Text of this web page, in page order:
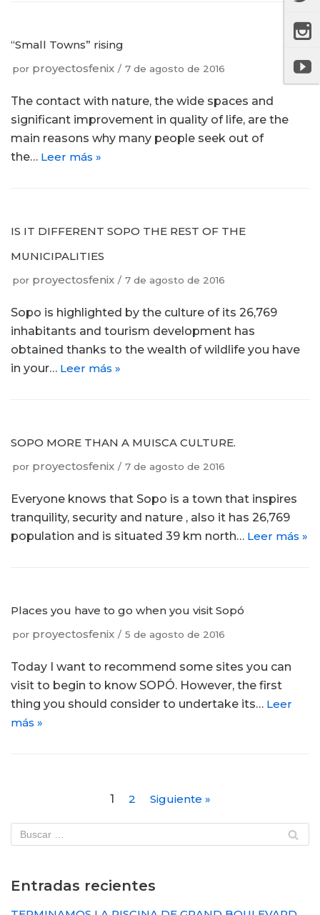
“Small Towns” rising
por proyectosfenix 7 de agosto de 2016
The contact with nature, the wide spaces and
significant improvement in quality of life, are the
main reasons why many people seek out of
the… Leer más »
IS IT DIFFERENT SOPO THE REST OF THE
MUNICIPALITIES
por proyectosfenix 7 de agosto de 2016
Sopo is highlighted by the culture of its 26,769
inhabitants and tourism development has
obtained thanks to the wealth of wildlife you have
in your… Leer más »
SOPO MORE THAN A MUISCA CULTURE.
por proyectosfenix 7 de agosto de 2016
Everyone knows that Sopo is a town that inspires
tranquility, security and nature , also it has 26,769
population and is situated 39 km north… Leer más »
Places you have to go when you visit Sopó
por proyectosfenix 5 de agosto de 2016
Today I want to recommend some sites you can
visit to begin to know SOPÓ. However, the first
thing you should consider to undertake its… Leer
más »
1 2 Siguiente »
Entradas recientes